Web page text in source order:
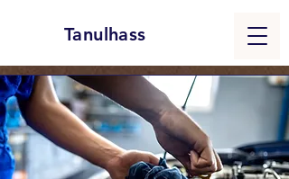
Tanulhass